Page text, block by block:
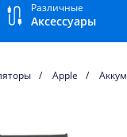
Различные
Аксессуары
Apple